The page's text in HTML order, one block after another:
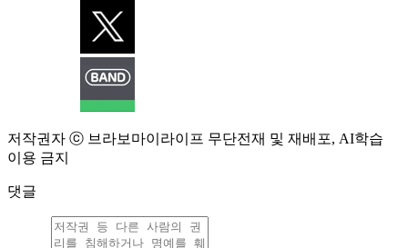
저작권자 ⓒ 브라보마이라이프 무단전재 및 재배포, AI학습
이용 금지
댓글